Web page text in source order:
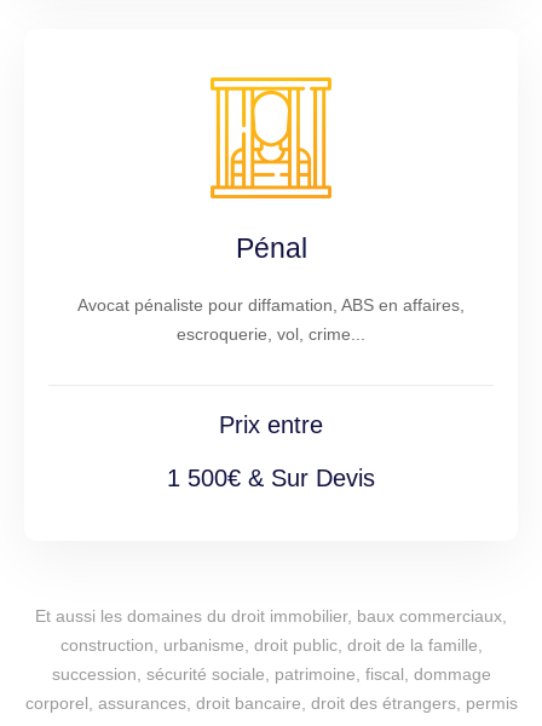
Pénal
Avocat pénaliste pour diffamation, ABS en affaires,
escroquerie, vol, crime...
Prix entre
1 500€ & Sur Devis
Et aussi les domaines du droit immobilier, baux commerciaux,
construction, urbanisme, droit public, droit de la famille,
succession, sécurité sociale, patrimoine, fiscal, dommage
corporel, assurances, droit bancaire, droit des étrangers, permis